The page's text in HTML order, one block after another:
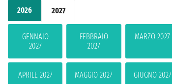
2026 2027
GENNAIO
2027
FEBBRAIO
2027
MARZO 2027
APRILE 2027 MAGGIO 2027 GIUGNO 2027